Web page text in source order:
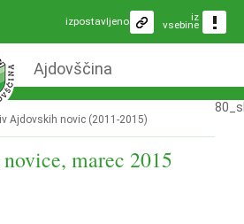
iz
vsebine
izpostavljeno
Ajdovščina
Ajdovskih novic (2011-2015)
marec 2015